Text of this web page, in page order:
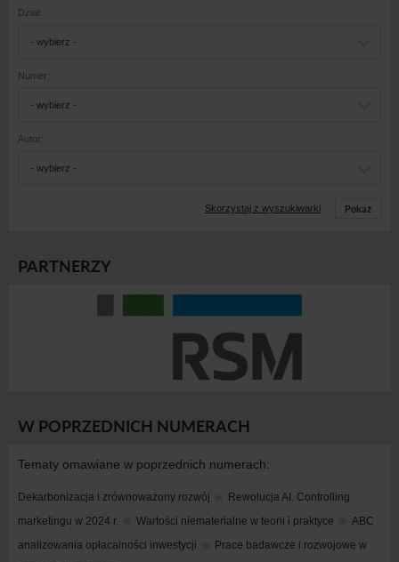
Dział:
- wybierz -
Numer:
- wybierz -
Autor:
- wybierz -
Skorzystaj z wyszukiwarki Pokaż
PARTNERZY
W POPRZEDNICH NUMERACH
Tematy omawiane w poprzednich numerach:
Dekarbonizacja i zrównoważony rozwój
Rewolucja AI. Controlling
marketingu w 2024 r.
Wartości niematerialne w teorii i praktyce
ABC
analizowania opłacalności inwestycji
Prace badawcze i rozwojowe w